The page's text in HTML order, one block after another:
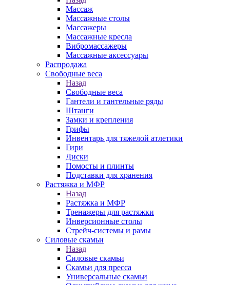
Массаж
Массажные столы
Массажеры
Массажные кресла
Вибромассажеры
Массажные аксессуары
Распродажа
Свободные веса
Назад
Свободные веса
Гантели и гантельные ряды
Штанги
Замки и крепления
Грифы
Инвентарь для тяжелой атлетики
Гири
Диски
Помосты и плинты
Подставки для хранения
Растяжка и МФР
Назад
Растяжка и МФР
Тренажеры для растяжки
Инверсионные столы
Стрейч-системы и рамы
Силовые скамьи
Назад
Силовые скамьи
Скамьи для пресса
Универсальные скамьи